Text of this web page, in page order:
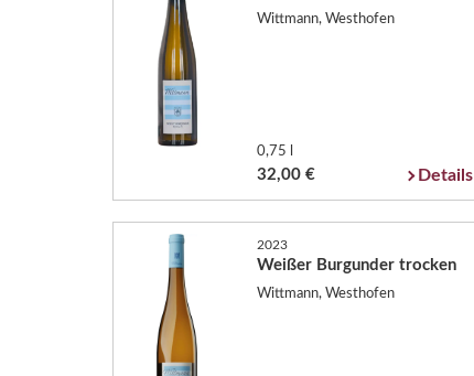
Wittmann, Westhofen
0,75 l
32,00 € Details
2023
Weißer Burgunder trocken
Wittmann, Westhofen